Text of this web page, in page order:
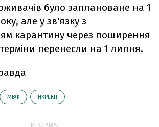
було заплановане на 1
але у зв'язку з
карантину через поширення
перенесли на 1 липня.
МВФ НКРЕКП
РЕКЛАМА: